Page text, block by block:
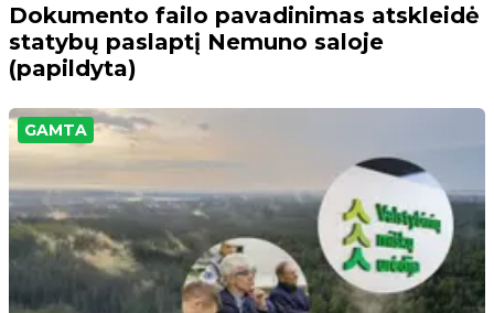
Dokumento failo pavadinimas atskleidė
statybų paslaptį Nemuno saloje
(papildyta)
GAMTA